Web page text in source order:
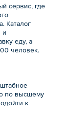
сервис, где
Каталог
и
еду, а
человек.
по высшему
к